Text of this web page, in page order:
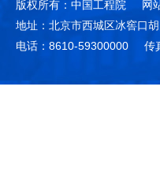
版权所有：中国工程院 网
地址：北京市西城区冰窖口
电话：8610-59300000
传